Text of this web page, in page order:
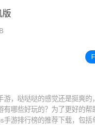
版
游，哒哒哒的感觉还是挺爽的
有哪些好玩的？为了更好的帮
手游排行榜的推荐下载，包括